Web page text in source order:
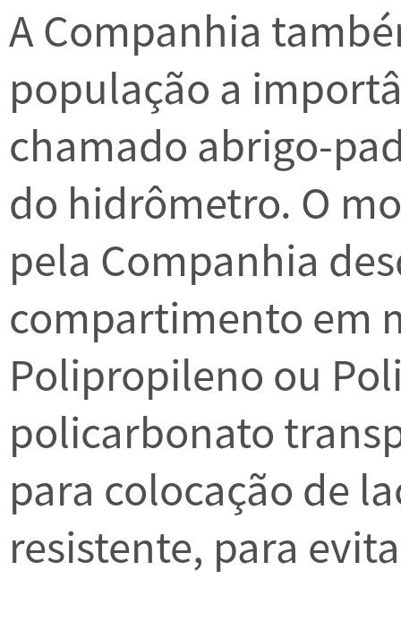
A Companhia
população a
chamado abrigo-
do hidrômetro. O
pela Companhia
compartimento em
Polipropileno ou
policarbonato
para colocação de
resistente, para